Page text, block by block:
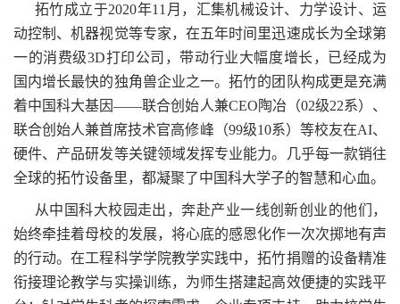
拓竹成立于2020年11月，汇集机械设计、力学设计、运
动控制、机器视觉等专家，在五年时间里迅速成长为全球第
一的消费级3D打印公司，带动行业大幅度增长，已经成为
国内增长最快的独角兽企业之一。拓竹的团队构成更是充满
着中国科大基因——联合创始人兼CEO陶冶（02级22系）、
联合创始人兼首席技术官高修峰（99级10系）等校友在AI、
硬件、产品研发等关键领域发挥专业能力。几乎每一款销往
全球的拓竹设备里，都凝聚了中国科大学子的智慧和心血。
从中国科大校园走出，奔赴产业一线创新创业的他们，
始终牵挂着母校的发展，将心底的感恩化作一次次掷地有声
的行动。在工程科学学院教学实践中，拓竹捐赠的设备精准
衔接理论教学与实操训练，为师生搭建起高效便捷的实践平